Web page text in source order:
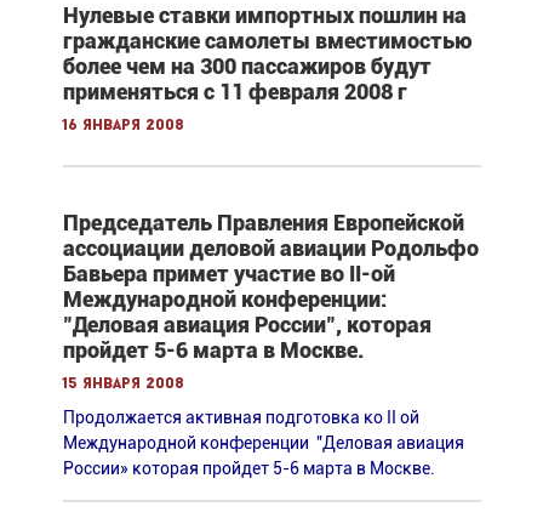
Нулевые ставки импортных пошлин на
гражданские самолеты вместимостью
более чем на 300 пассажиров будут
применяться с 11 февраля 2008 г
16 января 2008
Председатель Правления Европейской
ассоциации деловой авиации Родольфо
Бавьера примет участие во II-ой
Международной конференции:
"Деловая авиация России", которая
пройдет 5-6 марта в Москве.
15 января 2008
Продолжается активная подготовка ко II ой
Международной конференции "Деловая авиация
России» которая пройдет 5-6 марта в Москве.